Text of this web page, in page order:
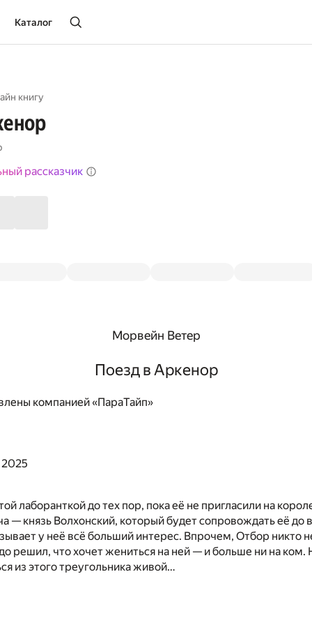
Каталог
книгу
рассказчик
Морвейн Ветер
Поезд в Аркенор
компанией «ПараТайп»
лаборанткой до тех пор, пока её не пригласили на
— князь Волхонский, который будет сопровождать её до
у неё всё больший интерес. Впрочем, Отбор никто
решил, что хочет жениться на ней — и больше ни на ком.
из этого треугольника живой…